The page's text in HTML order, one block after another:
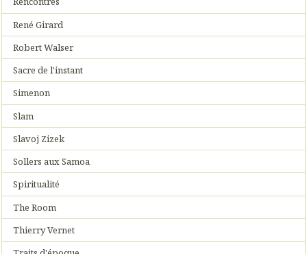
René Girard
Robert Walser
Sacre de l'instant
Simenon
Slam
Slavoj Zizek
Sollers aux Samoa
Spiritualité
The Room
Thierry Vernet